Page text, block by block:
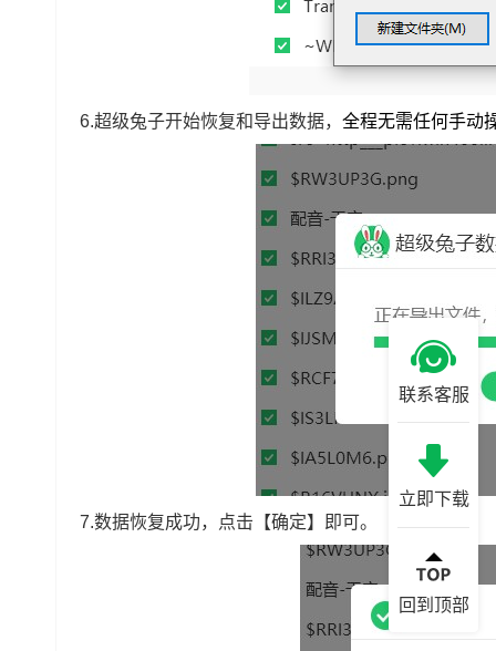
6.超级兔子开始恢复和导出数据， 全程无需任何手动
7.数据恢复成功，点击【确定】即可。
联系客服
立即下载
回到顶部